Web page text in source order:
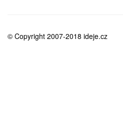
© Copyright 2007-2018 ideje.cz